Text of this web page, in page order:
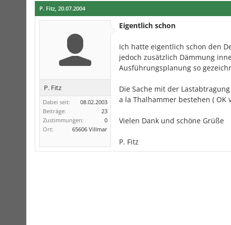
P. Fitz, 20.07.2004
P. Fitz
Dabei seit:
08.02.2003
Beiträge:
23
Zustimmungen:
0
Ort:
65606 Villmar
Eigentlich schon
Ich hatte eigentlich schon den
jedoch zusätzlich Dämmung
Ausführungsplanung so
Die Sache mit der
a la Thalhammer bestehen ( OK
Vielen Dank und schöne Grüße
P. Fitz